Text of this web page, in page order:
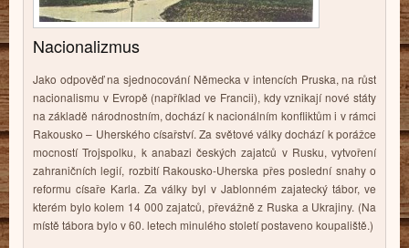
Nacionalizmus
Jako odpověď na sjednocování Německa v intencích Pruska, na růst
nacionalismu v Evropě (například ve Francii), kdy vznikají nové státy
na základě národnostním, dochází k nacionálním konfliktům i v rámci
Rakousko – Uherského císařství. Za světové války dochází k porážce
mocností Trojspolku, k anabazi českých zajatců v Rusku, vytvoření
zahraničních legií, rozbití Rakousko-Uherska přes poslední snahy o
reformu císaře Karla. Za války byl v Jablonném zajatecký tábor, ve
kterém bylo kolem 14 000 zajatců, převážně z Ruska a Ukrajiny. (Na
místě tábora bylo v 60. letech minulého století postaveno koupaliště.)